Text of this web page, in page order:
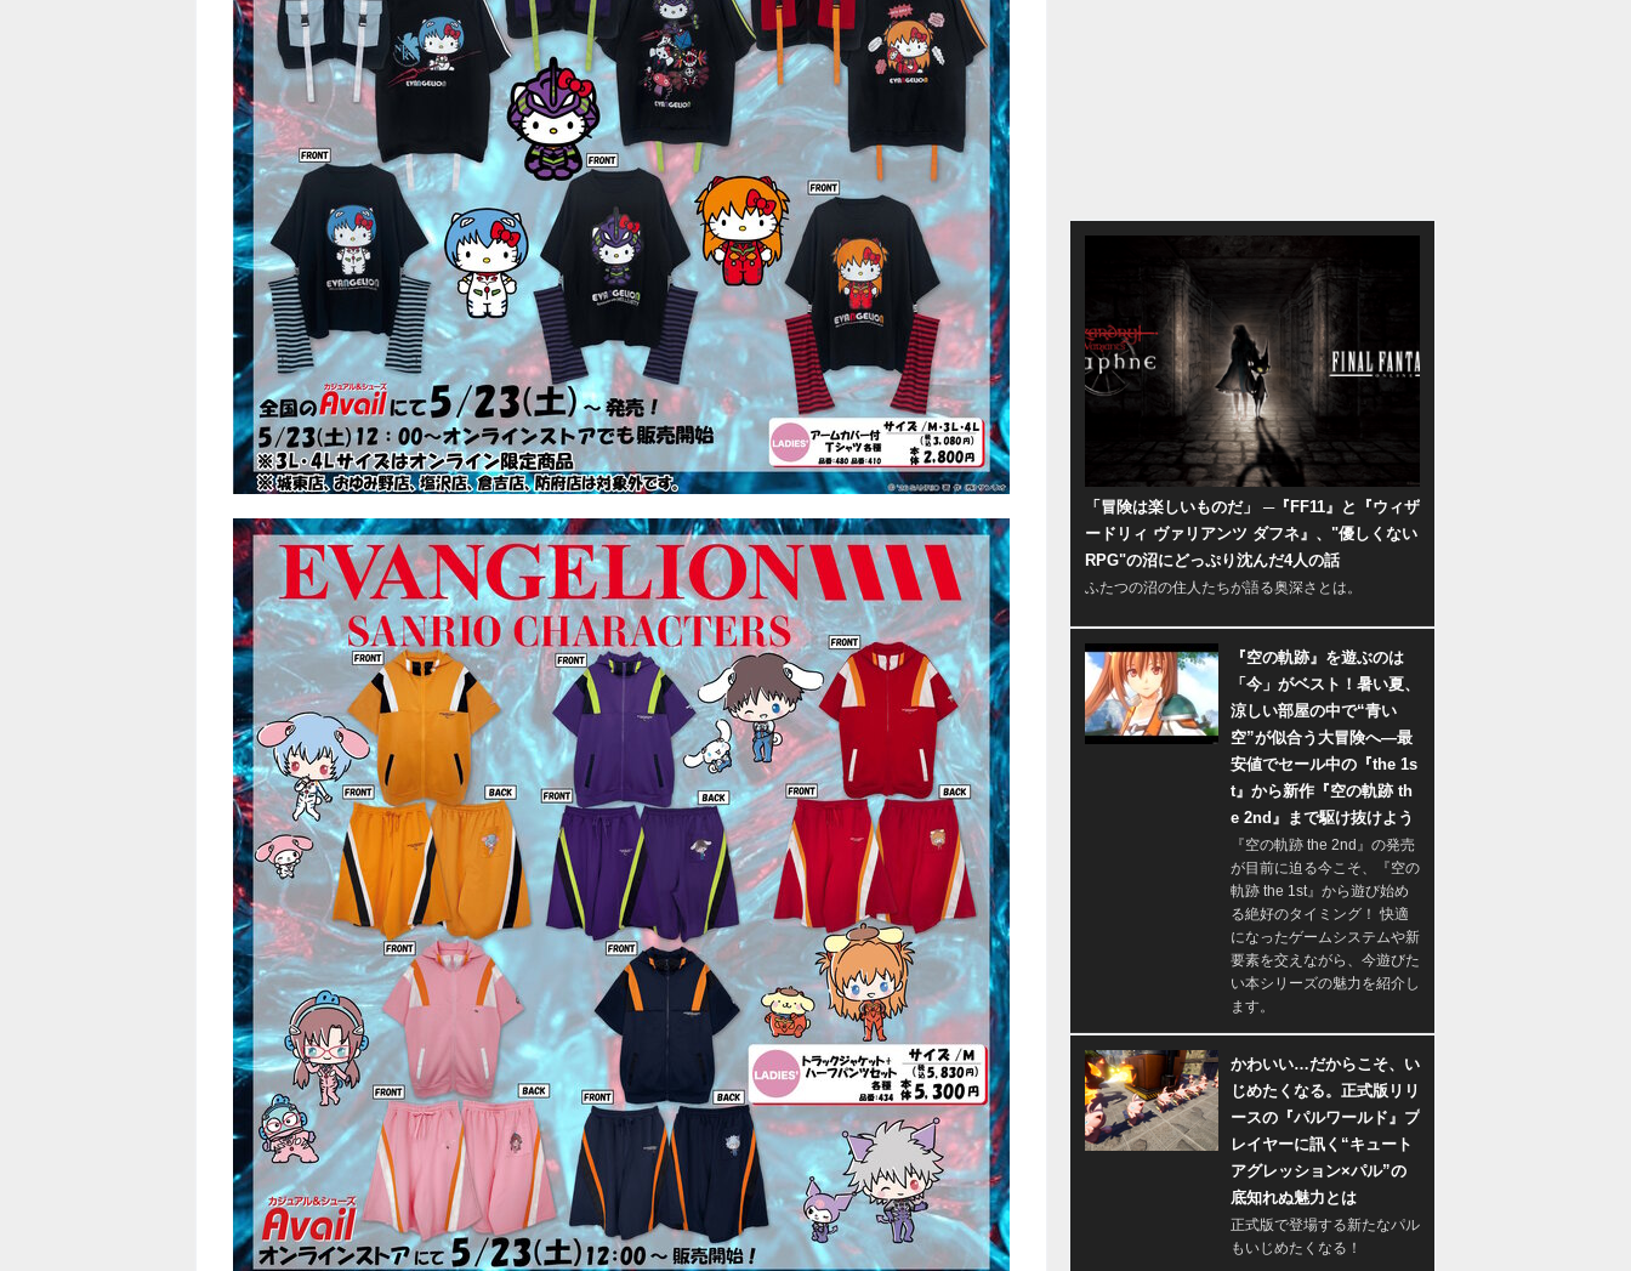
「冒険は楽しいものだ」 ─『FF11』と『ウィザ
ードリィ ヴァリアンツ ダフネ』、"優しくない
RPG"の沼にどっぷり沈んだ4人の話
ふたつの沼の住人たちが語る奥深さとは。
『空の軌跡』を遊ぶのは
「今」がベスト！暑い夏、
涼しい部屋の中で“青い
空”が似合う大冒険へ―最
安値でセール中の『the 1s
t』から新作『空の軌跡 th
e 2nd』まで駆け抜けよう
『空の軌跡 the 2nd』の発売
が目前に迫る今こそ、『空の
軌跡 the 1st』から遊び始め
る絶好のタイミング！ 快適
になったゲームシステムや新
要素を交えながら、今遊びた
い本シリーズの魅力を紹介し
ます。
かわいい…だからこそ、い
じめたくなる。正式版リリ
ースの『パルワールド』プ
レイヤーに訊く“キュート
アグレッション×パル”の
底知れぬ魅力とは
正式版で登場する新たなパル
もいじめたくなる！